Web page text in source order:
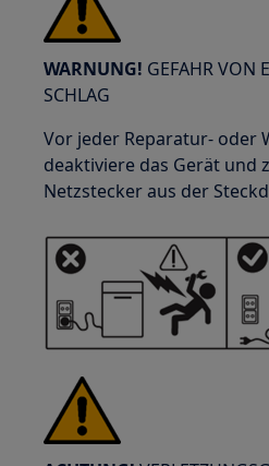
WARNUNG! GEFAHR VON
SCHLAG
Vor jeder Reparatur- oder
deaktiviere das Gerät und
Netzstecker aus der